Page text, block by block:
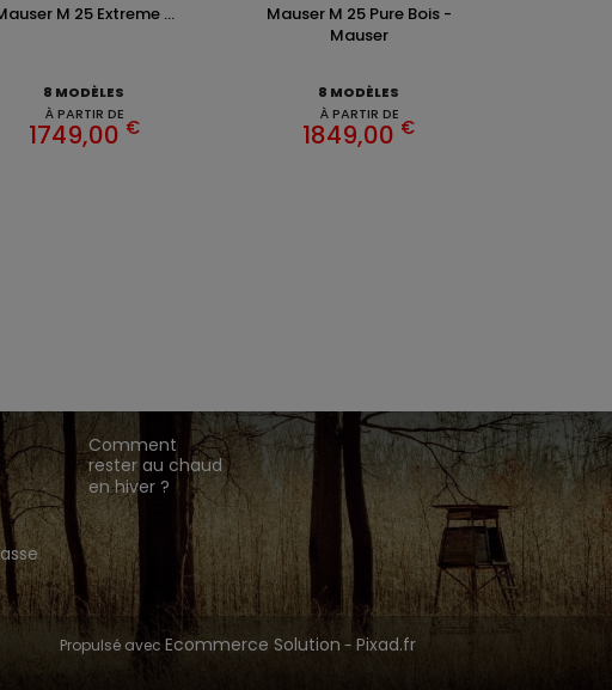
M 25 Extreme ...
8 MODÈLES
À PARTIR DE
1749,00 €
Mauser M 25 Pure Bois -
Mauser
8 MODÈLES
À PARTIR DE
1849,00 €
Comment
rester au chaud
en hiver ?
Propulsé avec Ecommerce Solution - Pixad.fr